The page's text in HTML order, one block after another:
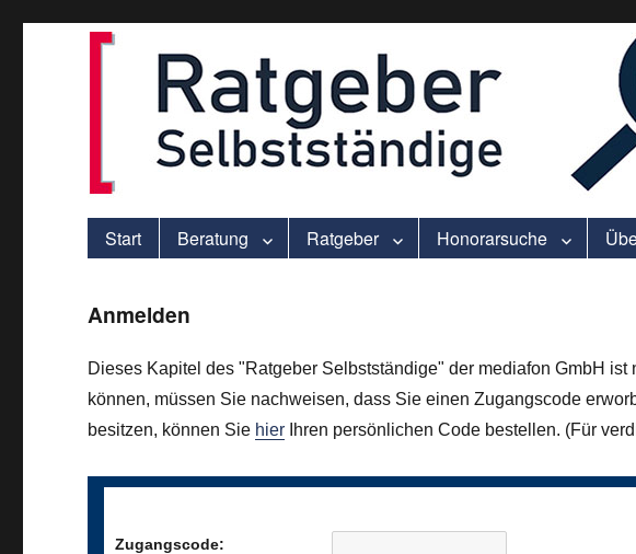
selbststaendigen.info
ver.di-Beratung für Solo-Selbstständige – praxisnah und individuell.
Start Beratung Ratgeber Honorarsuche
Anmelden
Dieses Kapitel des "Ratgeber Selbstständige" der mediafon GmbH
können, müssen Sie nachweisen, dass Sie einen Zugangscode
besitzen, können Sie hier Ihren persönlichen Code bestellen. (Für
Zugangscode: